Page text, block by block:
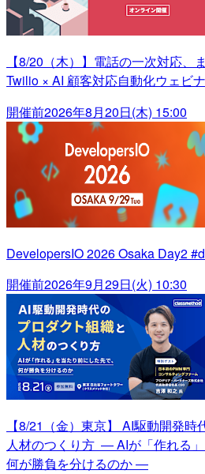
【8/20（木）】電話の一次対応、
Twilio × AI 顧客対応自動化ウェビ
開催前2026年8月20日(木) 15:00
DevelopersIO 2026 Osaka Day2
開催前2026年9月29日(火) 10:30
【8/21（金）東京】 AI駆動開発
人材のつくり方 ― AIが「作れる」
何が勝負を分けるのか ―